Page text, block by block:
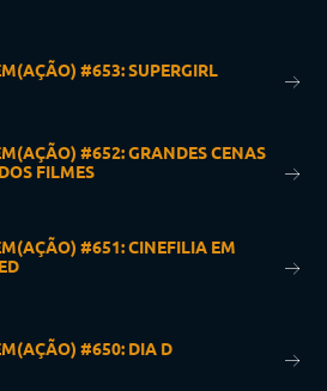
#653: SUPERGIRL
#652: GRANDES CENAS
FILMES
#651: CINEFILIA EM
#650: DIA D